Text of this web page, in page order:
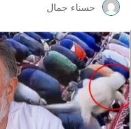
حسناء جمال